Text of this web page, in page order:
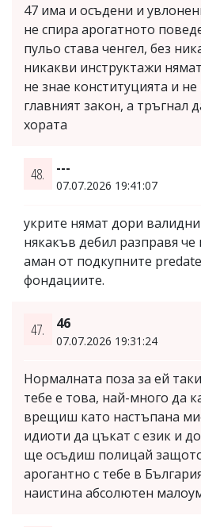
47 има и осъдени и
не спира арогатното
пульо става ченгел, без
никакви инструктажи
не знае конституцията и
главният закон, а тръгнал
хората
48. ---
07.07.2026 19:41:07
укрите нямат дори
някакъв дебил разправя
аман от подкупните
фондациите.
47. 46
07.07.2026 19:31:24
Нормалната поза за ей
тебе е това, най-много да
врещиш като настъпана
идиоти да цъкат с език и
ще осъдиш полицай
арогантно с тебе в
наистина абсолютен